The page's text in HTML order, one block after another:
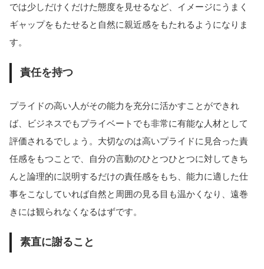
では少しだけくだけた態度を見せるなど、イメージにうまく
ギャップをもたせると自然に親近感をもたれるようになりま
す。
責任を持つ
プライドの高い人がその能力を充分に活かすことができれ
ば、ビジネスでもプライベートでも非常に有能な人材として
評価されるでしょう。大切なのは高いプライドに見合った責
任感をもつことで、自分の言動のひとつひとつに対してきち
んと論理的に説明するだけの責任感をもち、能力に適した仕
事をこなしていれば自然と周囲の見る目も温かくなり、遠巻
きには観られなくなるはずです。
素直に謝ること